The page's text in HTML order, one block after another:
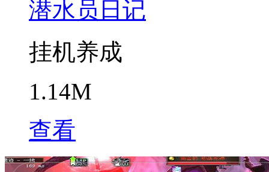
潜水员日记
挂机养成
1.14M
查看